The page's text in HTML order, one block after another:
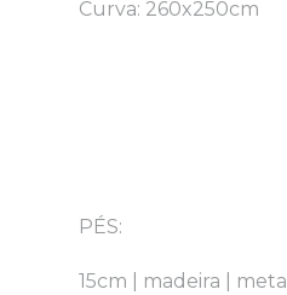
Curva: 260x250cm
PÉS:
15cm | madeira | metal